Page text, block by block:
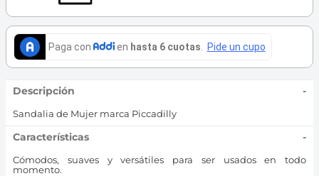
Descripción -
Sandalia de Mujer marca Piccadilly
Características -
Cómodos, suaves y versátiles para ser usados en todo
momento.